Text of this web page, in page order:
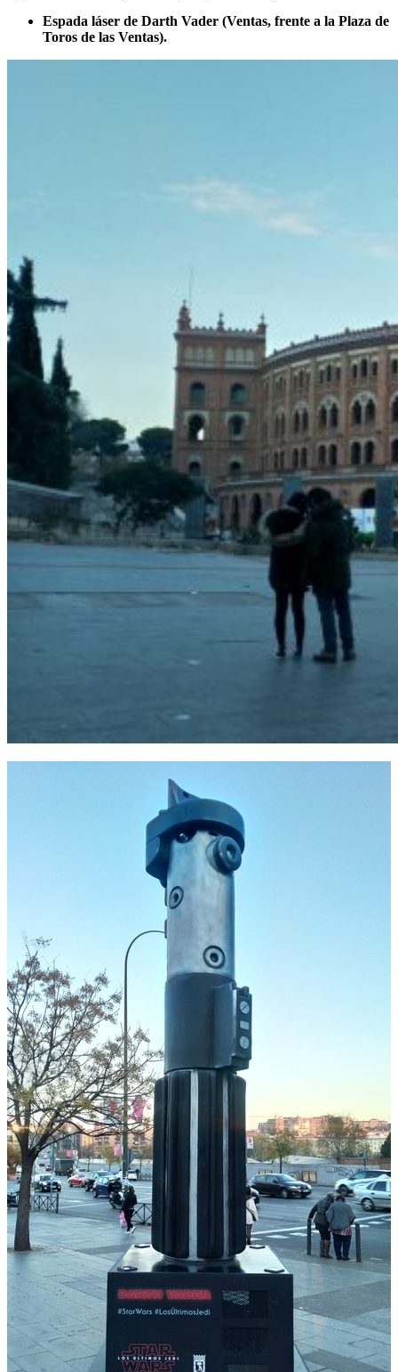
Espada láser de Darth Vader (Ventas, frente a la Plaza de
Toros de las Ventas).